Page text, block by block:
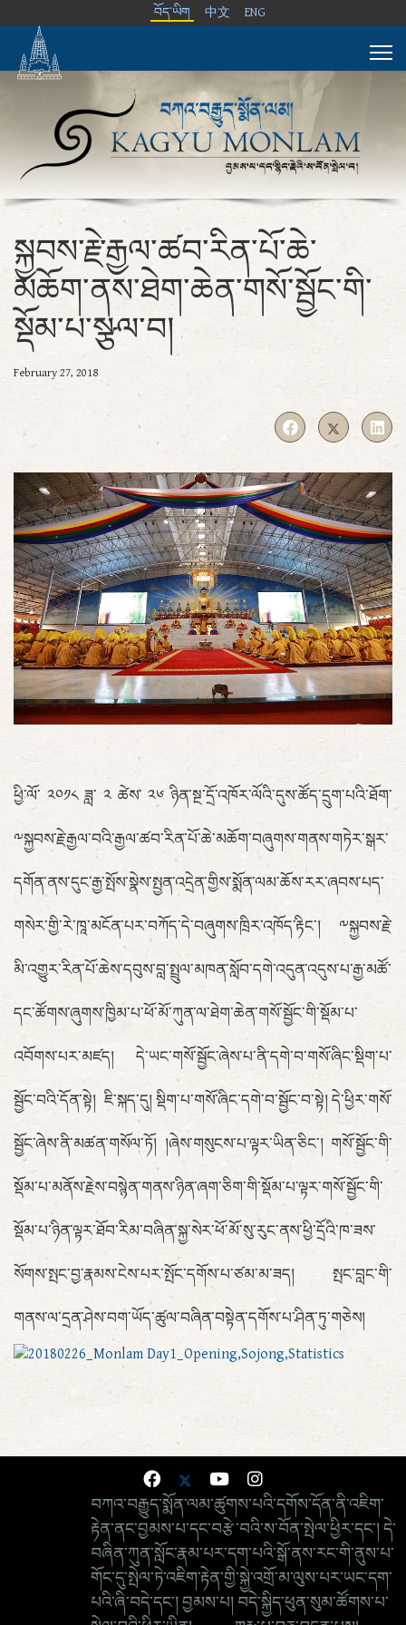
བོད་ཡིག 中文 ENG
སྐྱབས་རྗེ་རྒྱལ་ཚབ་རིན་པོ་ཆེ་
མཆོག་ནས་ཐེག་ཆེན་གསོ་སྦྱོང་གི་
སྡོམ་པ་སྩལ་བ།
February 27, 2018
ཕྱི་ལོ་ ༢༠༡༨ ཟླ་ ༢ ཚེས་ ༢༦ ཉིན་སྔ་དྲོ་འཁོར་ལོའི་དུས་ཚོད་དྲུག་པའི་ཐོག་
༸སྐྱབས་རྗེ་རྒྱལ་བའི་རྒྱལ་ཚབ་རིན་པོ་ཆེ་མཆོག་བཞུགས་གནས་གཏེར་སྒར་
དགོན་ནས་དུང་རྒྱ་སྤོས་སྣེས་སྤྱན་འདྲེན་གྱིས་སྨོན་ལམ་ཆོས་རར་ཞབས་པད་
གསེར་གྱི་རེ་ཁཱ་མངོན་པར་བཀོད་དེ་བཞུགས་ཁྲིར་འཁོད་རྟིང་། ༸སྐྱབས་རྗེ་
མི་འགྱུར་རིན་པོ་ཆེས་དབུས་བླ་སྤྲུལ་མཁན་སློབ་དགེ་འདུན་འདུས་པ་རྒྱ་མཚོ་
དང་ཚོགས་ཞུགས་ཁྱིམ་པ་ཕོ་མོ་ཀུན་ལ་ཐེག་ཆེན་གསོ་སྦྱོང་གི་སྡོམ་པ་
འབོགས་པར་མཛད། དེ་ཡང་གསོ་སྦྱོང་ཞེས་པ་ནི་དགེ་བ་གསོ་ཞིང་སྡིག་པ་
སྦྱོང་བའི་དོན་སྟེ། ཇི་སྐད་དུ། སྡིག་པ་གསོ་ཞིང་དགེ་བ་སྦྱོང་བ་སྟེ། དེ་ཕྱིར་གསོ་
སྦྱོང་ཞེས་ནི་མཚན་གསོལ་ཏོ། །ཞེས་གསུངས་པ་ལྟར་ཡིན་ཅིང་། གསོ་སྦྱོང་གི་
སྡོམ་པ་མནོས་རྗེས་བསྙེན་གནས་ཉིན་ཞག་ཅིག་གི་སྡོམ་པ་ལྟར་གསོ་སྦྱོང་གི་
སྡོམ་པ་ཉིན་ལྟར་ཐོབ་རིམ་བཞིན་སྐྱ་སེར་ཕོ་མོ་སུ་རུང་ནས་ཕྱི་དྲོའི་ཁ་ཟས་
སོགས་སྤང་བྱ་རྣམས་ངེས་པར་སྤོང་དགོས་པ་ཙམ་མ་ཟད། སྤང་བླང་གི་
གནས་ལ་དྲན་ཤེས་བག་ཡོད་ཚུལ་བཞིན་བསྟེན་དགོས་པ་ཤིན་ཏུ་གཅེས།
བཀའ་བརྒྱུད་སྨོན་ལམ་ཚུགས་པའི་དགོས་དོན་ནི་འཇིག་
རྟེན་ནང་བྱམས་པ་དང་བརྩེ་བའི་ས་བོན་སྤེལ་ཕྱིར་དང་། དེ་
བཞིན་ཀུན་སློང་རྣམ་པར་དག་པའི་སྒོ་ནས་རང་གི་ནུས་པ་
གོང་དུ་སྤེལ་ཏེ་འཇིག་རྟེན་གྱི་སྐྱེ་འགྲོ་མ་ལུས་པར་ཡང་དག་
པའི་ཞི་བདེ་དང་། བྱམས་པ། བདེ་སྐྱིད་ཕུན་སུམ་ཚོགས་པ་